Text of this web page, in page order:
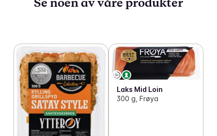
Se noen av våre produkter
Laks Mid Loin
300 g, Frøya